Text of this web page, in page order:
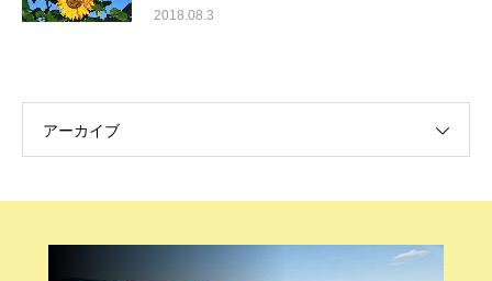
2018.08.3
アーカイブ